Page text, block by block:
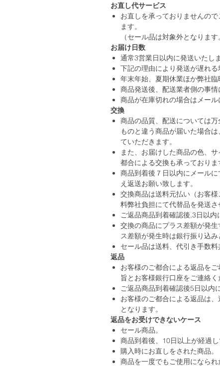
お直し代サービス
お直しを承っておりませんの
ます。
（セール品は対象外となります
お届け日数
通常3営業日以内に発送いたしま
下記の理由により発送が遅れる
年末年始、夏期休業ほか弊社
商品発送後、配送業者側の事
商品が在庫切れの場合はメール
交換
商品の品質、配送については
ものと違う商品が届いた場合
ていただきます。
また、お届けした商品の色、
都合による交換も承っておりま
商品到着後７日以内にメール
え返送お願い致します。
交換商品は送料元払い（お客
料弊社負担にて代替品を発送さ
ご返品商品到着確認後,3日以内
交換の商品にプラス差額が発
ス差額が発生時は銀行振り込み
セール品は送料、代引き手数料
返品
お客様のご都合による返品を
旨とお客様銀行口座をご連絡く
ご返品商品到着確認後5日以内
お客様のご都合による返品は、
となります。
返品をお受けできないケース
セール商品。
商品到着後、10日以上が経過し
購入時にお直しをされた商品。
商品を一度でもご使用になられ